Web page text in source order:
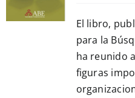
El libro,
para la
ha reunido
figuras